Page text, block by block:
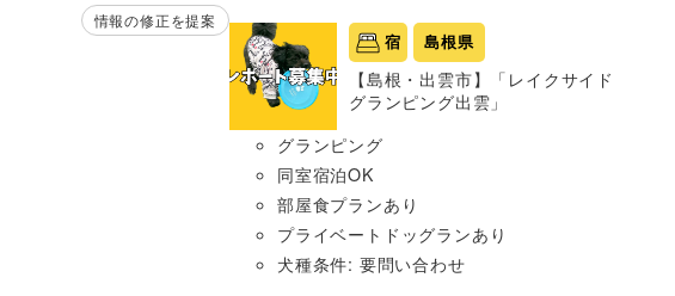
情報の修正を提案
宿 島根県
【島根・出雲市】「レイクサイド
グランピング出雲」
グランピング
同室宿泊OK
部屋食プランあり
プライベートドッグランあり
犬種条件: 要問い合わせ